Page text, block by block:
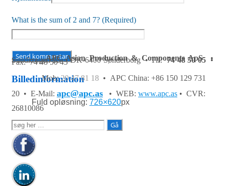
What is the sum of 2 and 7? (Required)
Billedinformation
Fuld opløsning: 726×620px
APC Asian Production & Components ApS•
Sundkrogen 35 • DK-6400 Sønderborg • Tlf:74 48 50 05•
Fax: 74 48 50 45
Mob:20 47 81 18 • APC China: +86 150 129 731
20 • E-Mail: apc@apc.as • WEB: www.apc.as • CVR:
26810086
Søg
efter: